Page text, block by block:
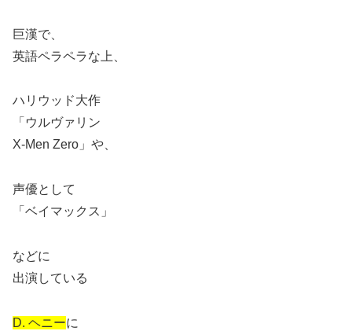
巨漢で、
英語ペラペラな上、
ハリウッド大作
「ウルヴァリン
X-Men Zero」や、
声優として
「ベイマックス」
などに
出演している
D. ヘニーに